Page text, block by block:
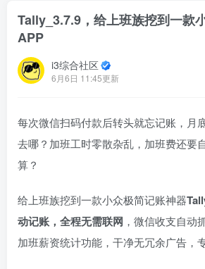
Tally_3.7.9，给上班族挖到一款
APP
i3综合社区
6月6日 11:45更新
每次微信扫码付款后转头就忘记账，月
去哪？加班工时零散杂乱，加班费还要
算？
给上班族挖到一款小众极简记账神器
动记账，全程无需联网 ，微信收支自动
加班薪资统计功能，干净无冗余广告，